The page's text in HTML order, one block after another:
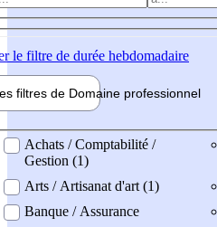
le filtre de durée hebdomadaire
filtres de Domaine professionnel
professionel
Achats / Comptabilité /
Gestion (1)
Arts / Artisanat d'art (1)
Banque / Assurance